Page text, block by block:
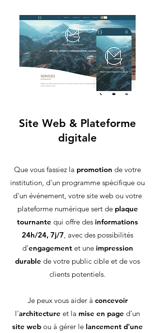
Site Web & Plateforme
digitale
Que vous fassiez la promotion de votre
institution, d'un programme spécifique ou
d'un événement, votre site web ou votre
plateforme numérique sert de plaque
tournante qui offre des informations
24h/24, 7j/7, avec des possibilités
d'engagement et une impression
durable de votre public cible et de vos
clients potentiels.
Je peux vous aider à concevoir
l'architecture et la mise en page d'un
site web ou à gérer le lancement d'une